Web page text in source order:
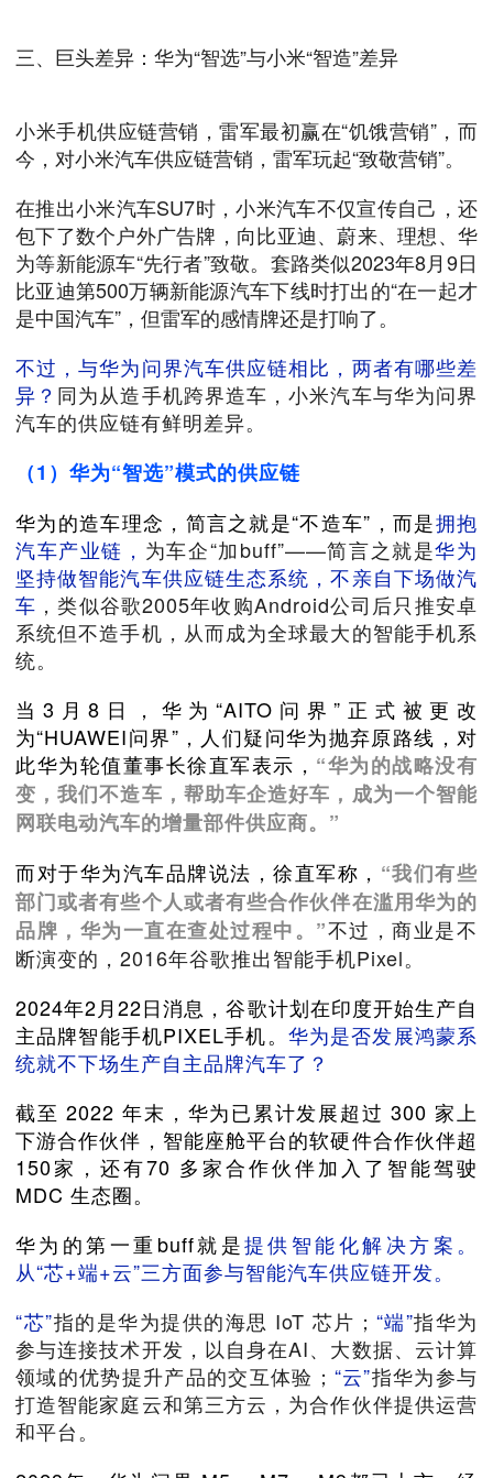
三、巨头差异：华为“智选”与小米“智造”差异
小米手机供应链营销，雷军最初赢在“饥饿营销”，而
今，对小米汽车供应链营销，雷军玩起“致敬营销”。
在推出小米汽车SU7时，小米汽车不仅宣传自己，还
包下了数个户外广告牌，向比亚迪、蔚来、理想、华
为等新能源车“先行者”致敬。套路类似2023年8月9日
比亚迪第500万辆新能源汽车下线时打出的“在一起才
是中国汽车”，但雷军的感情牌还是打响了。
不过，与华为问界汽车供应链相比，两者有哪些差
异？ 同为从造手机跨界造车，小米汽车与华为问界
汽车的供应链有鲜明差异。
（1）华为“智选”模式的供应链
华为的造车理念，简言之就是“不造车”，而是拥抱
汽车产业链， 为车企“加buff”——简言之就是华为
坚持做智能汽车供应链生态系统，不亲自下场做汽
车 ，类似谷歌2005年收购Android公司后只推安卓
系统但不造手机，从而成为全球最大的智能手机系
统。
当3月8日，华为“AITO问界”正式被更改
为“HUAWEI问界”，人们疑问华为抛弃原路线，对
此华为轮值董事长徐直军表示， “华为的战略没有
变，我们不造车，帮助车企造好车，成为一个智能
网联电动汽车的增量部件供应商。”
而对于华为汽车品牌说法，徐直军称， “我们有些
部门或者有些个人或者有些合作伙伴在滥用华为的
品牌，华为一直在查处过程中。”不过，商业是不
断演变的，2016年谷歌推出智能手机Pixel。
2024年2月22日消息，谷歌计划在印度开始生产自
主品牌智能手机PIXEL手机。 华为是否发展鸿蒙系
统就不下场生产自主品牌汽车了？
截至 2022 年末，华为已累计发展超过 300 家上
下游合作伙伴，智能座舱平台的软硬件合作伙伴超
150家，还有70 多家合作伙伴加入了智能驾驶
MDC 生态圈。
华为的第一重buff就是提供智能化解决方案。
从“芯+端+云”三方面参与智能汽车供应链开发。
“芯”指的是华为提供的海思 IoT 芯片； “端”指华为
参与连接技术开发，以自身在AI、大数据、云计算
领域的优势提升产品的交互体验； “云”指华为参与
打造智能家庭云和第三方云，为合作伙伴提供运营
和平台。